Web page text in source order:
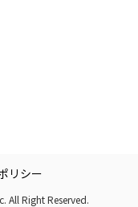
リシー
Right Reserved.